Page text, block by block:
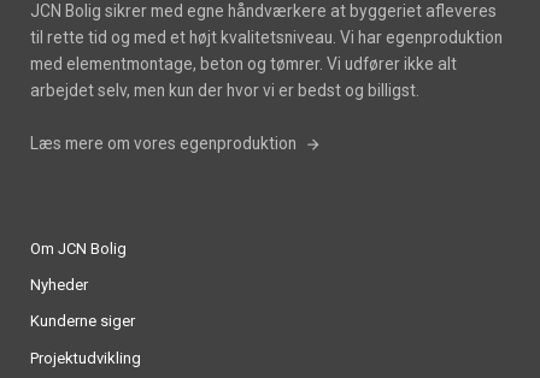
JCN Bolig sikrer med egne håndværkere at byggeriet afleveres
til rette tid og med et højt kvalitetsniveau. Vi har egenproduktion
med elementmontage, beton og tømrer. Vi udfører ikke alt
arbejdet selv, men kun der hvor vi er bedst og billigst.
Læs mere om vores egenproduktion
Om JCN Bolig
Nyheder
Kunderne siger
Projektudvikling